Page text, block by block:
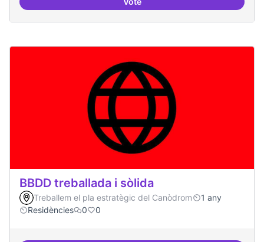
Bar obert, que sigui punt de
BBDD treballada i sòlida
Treballem el pla estratègic del Canòdrom
1 any
Residències
0 0